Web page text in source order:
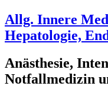
Allg. Innere
Hepatologie,
Anästhesie,
Notfallmedizin